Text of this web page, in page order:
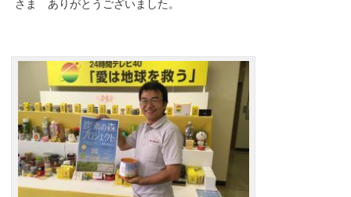
さま ありがとうございました。